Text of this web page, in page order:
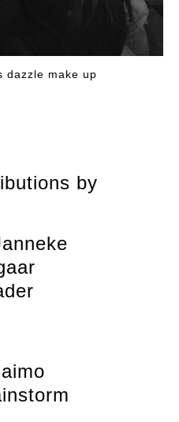
dazzle make up
by